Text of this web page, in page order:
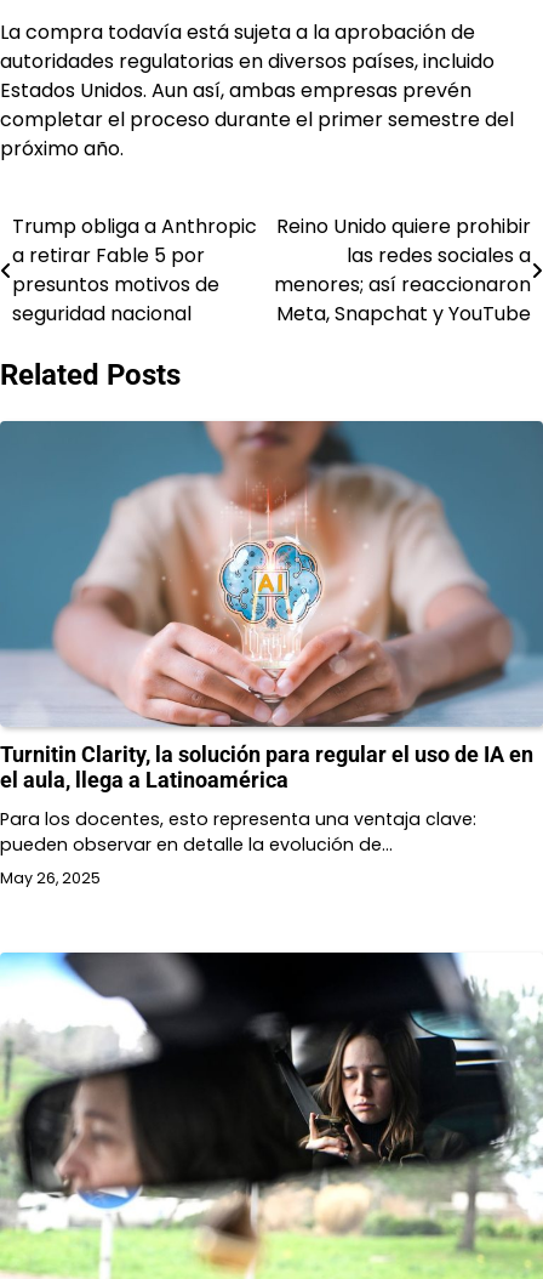
La compra todavía está sujeta a la aprobación de
autoridades regulatorias en diversos países, incluido
Estados Unidos. Aun así, ambas empresas prevén
completar el proceso durante el primer semestre del
próximo año.
Post
navigation
Trump obliga a Anthropic
a retirar Fable 5 por
presuntos motivos de
seguridad nacional
Reino Unido quiere prohibir
las redes sociales a
menores; así reaccionaron
Meta, Snapchat y YouTube
Related Posts
Turnitin Clarity, la solución para regular el uso de IA en
el aula, llega a Latinoamérica
Para los docentes, esto representa una ventaja clave:
pueden observar en detalle la evolución de…
May 26, 2025